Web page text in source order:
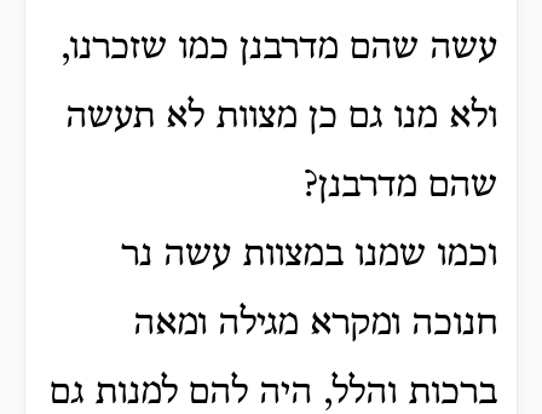
עשה שהם מדרבנן כמו שזכרנו,
ולא מנו גם כן מצוות לא תעשה
שהם מדרבנן?
וכמו שמנו במצוות עשה נר
חנוכה ומקרא מגילה ומאה
ברכות והלל, היה להם למנות גם